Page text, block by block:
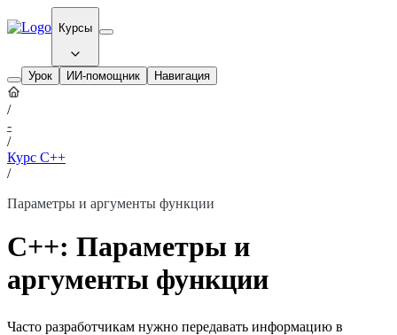
Курсы
Урок ИИ-помощник Навигация
/
-
/
Курс C++
/
Параметры и аргументы функции
С++: Параметры и
аргументы функции
Часто разработчикам нужно передавать информацию в